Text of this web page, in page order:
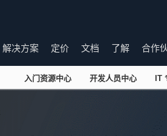
解决方案 定价 文档 了解 合作
入门资源中心 开发人员中心 IT